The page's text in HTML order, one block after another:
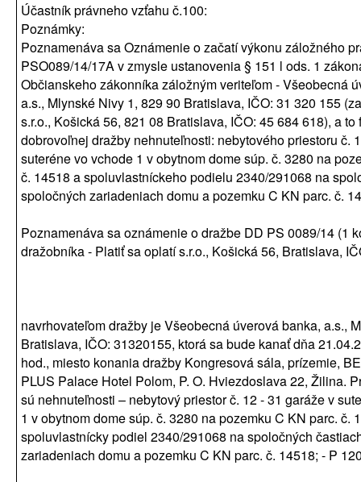
Účastník právneho vzťahu č.100:
Poznámky:
Poznamenáva sa Oznámenie o začatí výkonu záložného
PSO089/14/17A v zmysle ustanovenia § 151 l ods. 1
Občianskeho zákonníka záložným veriteľom - Všeobecná
a.s., Mlynské Nivy 1, 829 90 Bratislava, IČO: 31 320 155
s.r.o., Košická 56, 821 08 Bratislava, IČO: 45 684 618), a to
dobrovoľnej dražby nehnuteľnosti: nebytového priestoru č.
suteréne vo vchode 1 v obytnom dome súp. č. 3280 na
č. 14518 a spoluvlastníckeho podielu 2340/291068 na
spoločných zariadeniach domu a pozemku C KN parc. č.
Poznamenáva sa oznámenie o dražbe DD PS 0089/14 (1
dražobníka - Platiť sa oplatí s.r.o., Košická 56, Bratislava,
navrhovateľom dražby je Všeobecná úverová banka, a.s.,
Bratislava, IČO: 31320155, ktorá sa bude kanať dňa
hod., miesto konania dražby Kongresová sála, prízemie,
PLUS Palace Hotel Polom, P. O. Hviezdoslava 22, Žilina.
sú nehnuteľnosti – nebytový priestor č. 12 - 31 garáže v
1 v obytnom dome súp. č. 3280 na pozemku C KN parc. č.
spoluvlastnícky podiel 2340/291068 na spoločných
zariadeniach domu a pozemku C KN parc. č. 14518; - P